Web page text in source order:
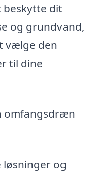
beskytte dit
og grundvand,
vælge den
til dine
omfangsdræn
løsninger og